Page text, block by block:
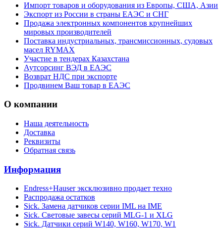
Импорт товаров и оборудования из Европы, США, Азии
Экспорт из России в страны ЕАЭС и СНГ
Продажа электронных компонентов крупнейших
мировых производителей
Поставка индустриальных, трансмиссионных, судовых
масел RYMAX
Участие в тендерах Казахстана
Аутсорсинг ВЭД в ЕАЭС
Возврат НДС при экспорте
Продвинем Ваш товар в ЕАЭС
О компании
Наша деятельность
Доставка
Реквизиты
Обратная связь
Информация
Endress+Hauser эксклюзивно продает техно
Распродажа остатков
Sick. Замена датчиков серии IML на IME
Sick. Световые завесы серий MLG-1 и XLG
Sick. Датчики серий W140, W160, W170, W1